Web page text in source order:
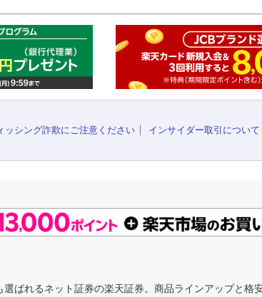
ッシング詐欺にご注意ください インサイダー取引について
ばれるネット証券の楽天証券。商品ラインアップと